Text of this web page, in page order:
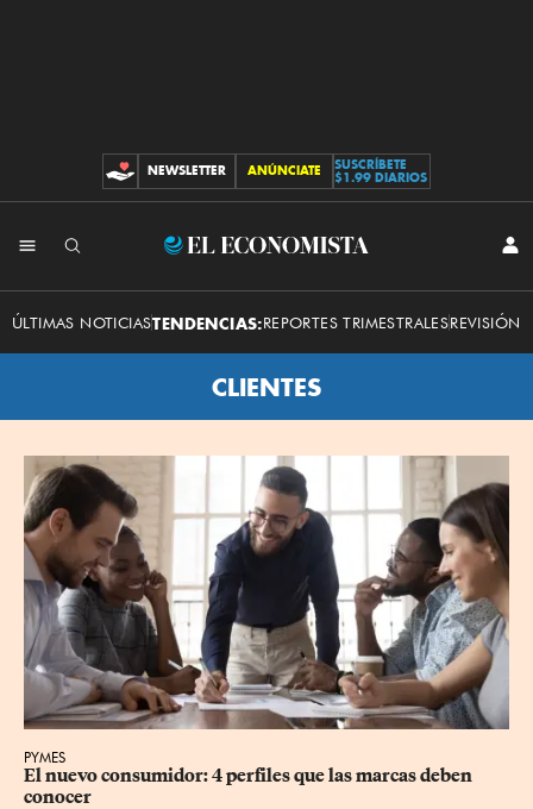
CONTRIBUCIONES
NEWSLETTER ANÚNCIATE
SUSCRÍBETE
$1.99 DIARIOS
El
Economista
ÚLTIMAS NOTICIASTENDENCIAS:REPORTES TRIMESTRALESREVISIÓN
CLIENTES
PYMES
El nuevo consumidor: 4 perfiles que las marcas deben
conocer